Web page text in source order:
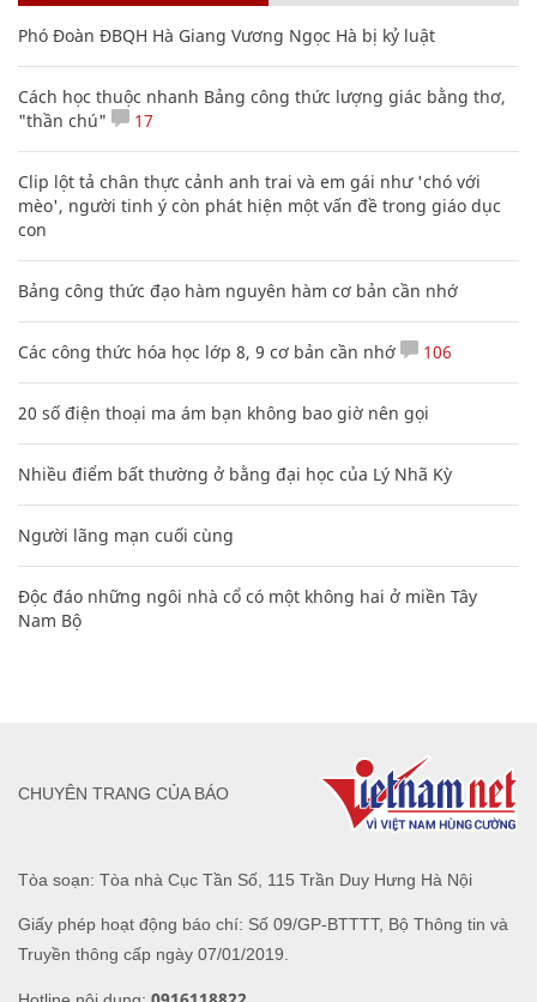
Phó Đoàn ĐBQH Hà Giang Vương Ngọc Hà bị kỷ luật
Cách học thuộc nhanh Bảng công thức lượng giác bằng thơ,
"thần chú"
17
Clip lột tả chân thực cảnh anh trai và em gái như 'chó với
mèo', người tinh ý còn phát hiện một vấn đề trong giáo dục
con
Bảng công thức đạo hàm nguyên hàm cơ bản cần nhớ
Các công thức hóa học lớp 8, 9 cơ bản cần nhớ 106
20 số điện thoại ma ám bạn không bao giờ nên gọi
Nhiều điểm bất thường ở bằng đại học của Lý Nhã Kỳ
Người lãng mạn cuối cùng
Độc đáo những ngôi nhà cổ có một không hai ở miền Tây
Nam Bộ
Tòa soạn: Tòa nhà Cục Tần Số, 115 Trần Duy Hưng Hà Nội
Giấy phép hoạt động báo chí: Số 09/GP-BTTTT, Bộ Thông tin và
Truyền thông cấp ngày 07/01/2019.
CHUYÊN TRANG CỦA BÁO